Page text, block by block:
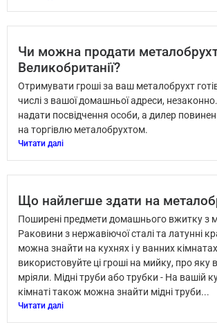
Чи можна продати
Великобританії?
Отримувати гроші за ваш металобрухт
числі з вашої домашньої адреси,
надати посвідчення особи, а дилер
на торгівлю металобрухтом.
Читати далі
Що найлегше здати на
Поширені предмети домашнього вжитку з
Раковини з нержавіючої сталі та латунні
можна знайти на кухнях і у ванних
використовуйте ці гроші на мийку, про яку
мріяли. Мідні труби або трубки - На вашій
кімнаті також можна знайти мідні труби...
Читати далі